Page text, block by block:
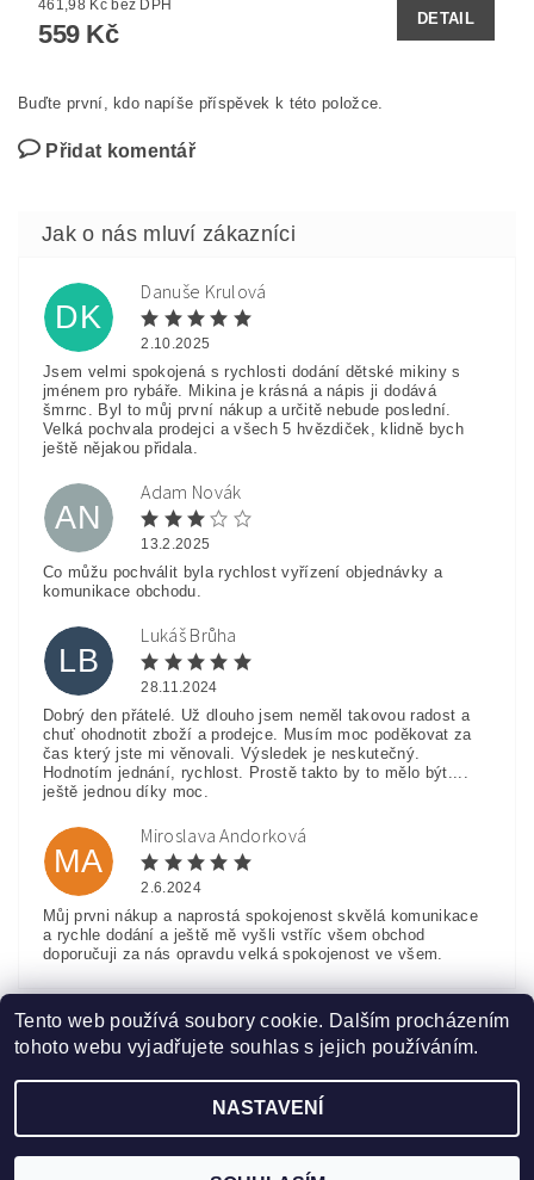
461,98 Kč bez DPH
559 Kč
DETAIL
Buďte první, kdo napíše příspěvek k této položce.
Přidat komentář
DK
Danuše Krulová
2.10.2025
Jsem velmi spokojená s rychlosti dodání dětské mikiny s
jménem pro rybáře. Mikina je krásná a nápis ji dodává
šmrnc. Byl to můj první nákup a určitě nebude poslední.
Velká pochvala prodejci a všech 5 hvězdiček, klidně bych
ještě nějakou přidala.
AN
Adam Novák
13.2.2025
Co můžu pochválit byla rychlost vyřízení objednávky a
komunikace obchodu.
LB
Lukáš Brůha
28.11.2024
Dobrý den přátelé. Už dlouho jsem neměl takovou radost a
chuť ohodnotit zboží a prodejce. Musím moc poděkovat za
čas který jste mi věnovali. Výsledek je neskutečný.
Hodnotím jednání, rychlost. Prostě takto by to mělo být....
ještě jednou díky moc.
MA
Miroslava Andorková
2.6.2024
Můj prvni nákup a naprostá spokojenost skvělá komunikace
a rychle dodání a ještě mě vyšli vstříc všem obchod
doporučuji za nás opravdu velká spokojenost ve všem.
2026 ©www.HobbyTriko.cz, všechna práva vyhrazenaUpravit nastavení cookies
Tento web používá soubory cookie. Dalším procházením
tohoto webu vyjadřujete souhlas s jejich používáním.
NASTAVENÍ